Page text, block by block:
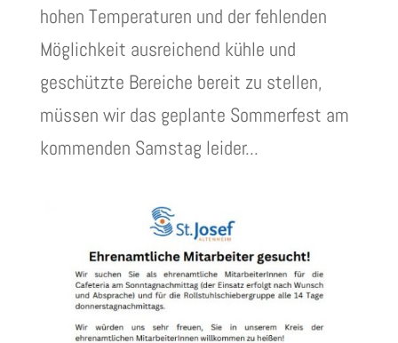
hohen Temperaturen und der fehlenden
Möglichkeit ausreichend kühle und
geschützte Bereiche bereit zu stellen,
müssen wir das geplante Sommerfest am
kommenden Samstag leider...